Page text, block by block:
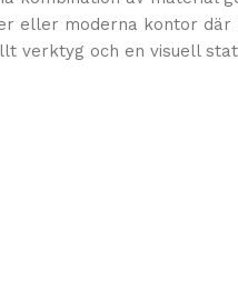
eller moderna kontor där
verktyg och en visuell